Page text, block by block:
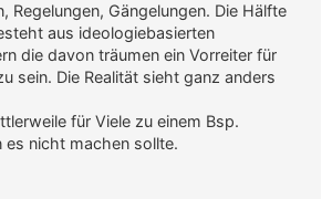
Regelungen, Gängelungen. Die Hälfte
aus ideologiebasierten
die davon träumen ein Vorreiter für
sein. Die Realität sieht ganz anders
für Viele zu einem Bsp.
es nicht machen sollte.